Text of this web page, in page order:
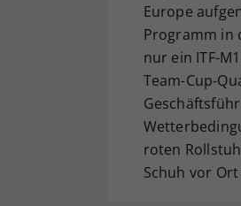
Europe
Programm in
nur ein ITF-
Team-Cup-
roten
Schuh vor